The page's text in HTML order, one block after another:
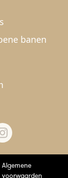
banen
Algemene
voorwaarden